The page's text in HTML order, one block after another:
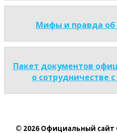
Мифы и правда об
Пакет документов
о сотрудничестве
© 2026 Официальный